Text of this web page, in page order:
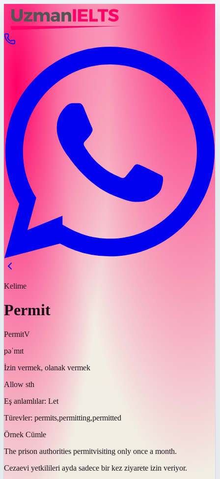
Kelime
Permit
PermitV
pəˈmɪt
İzin vermek, olanak vermek
Allow sth
Eş anlamlılar: Let
Türevler: permits,permitting,permitted
Örnek Cümle
The prison authorities permitvisiting only once a month.
Cezaevi yetkilileri ayda sadece bir kez ziyarete izin veriyor.